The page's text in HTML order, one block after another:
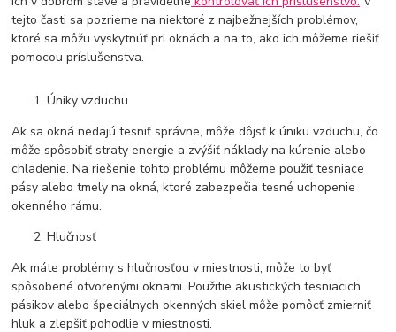
tejto časti sa pozrieme na niektoré z najbežnejších problémov,
ktoré sa môžu vyskytnúť pri oknách a na to, ako ich môžeme riešiť
pomocou príslušenstva.
Úniky vzduchu
Ak sa okná nedajú tesniť správne, môže dôjsť k úniku vzduchu, čo
môže spôsobiť straty energie a zvýšiť náklady na kúrenie alebo
chladenie. Na riešenie tohto problému môžeme použiť tesniace
pásy alebo tmely na okná, ktoré zabezpečia tesné uchopenie
okenného rámu.
Hlučnosť
Ak máte problémy s hlučnosťou v miestnosti, môže to byť
spôsobené otvorenými oknami. Použitie akustických tesniacich
pásikov alebo špeciálnych okenných skiel môže pomôcť zmierniť
hluk a zlepšiť pohodlie v miestnosti.